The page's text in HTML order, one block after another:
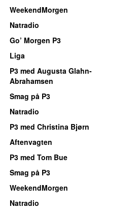
WeekendMorgen
Natradio
Go’ Morgen P3
Liga
P3 med Augusta Glahn-
Abrahamsen
Smag på P3
Natradio
P3 med Christina Bjørn
Aftenvagten
P3 med Tom Bue
Smag på P3
WeekendMorgen
Natradio